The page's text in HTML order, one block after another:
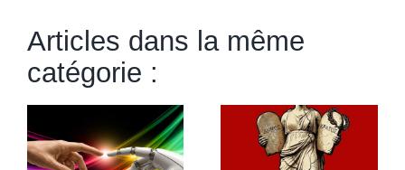
Articles dans la même
catégorie :